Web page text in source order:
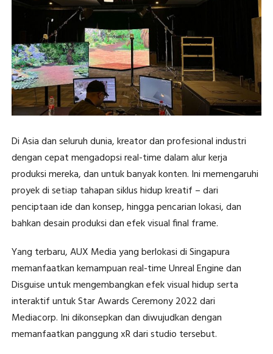
Di Asia dan seluruh dunia, kreator dan profesional industri
dengan cepat mengadopsi real-time dalam alur kerja
produksi mereka, dan untuk banyak konten. Ini memengaruhi
proyek di setiap tahapan siklus hidup kreatif – dari
penciptaan ide dan konsep, hingga pencarian lokasi, dan
bahkan desain produksi dan efek visual final frame.
Yang terbaru, AUX Media yang berlokasi di Singapura
memanfaatkan kemampuan real-time Unreal Engine dan
Disguise untuk mengembangkan efek visual hidup serta
interaktif untuk Star Awards Ceremony 2022 dari
Mediacorp. Ini dikonsepkan dan diwujudkan dengan
memanfaatkan panggung xR dari studio tersebut.